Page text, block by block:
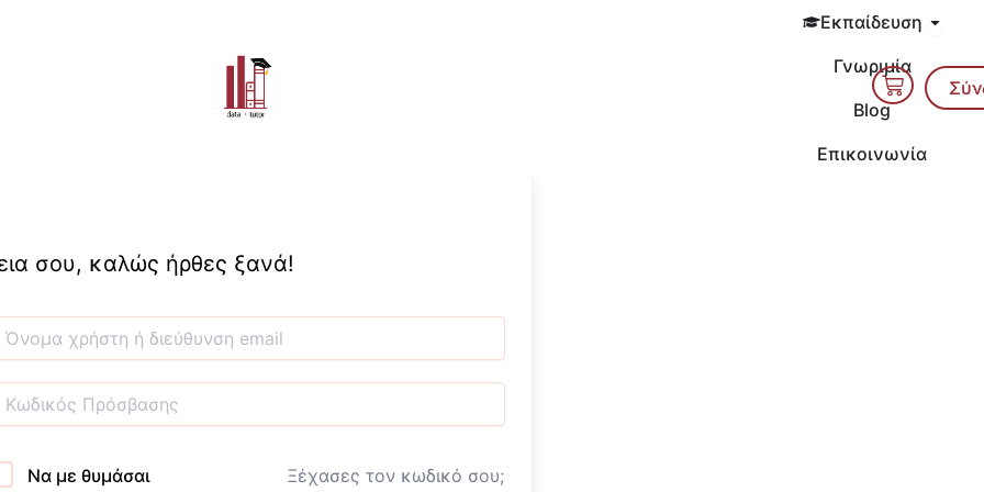
Εκπαίδευση Open
Γνωριμία
Blog
Επικοινωνία
Cart
σου, καλώς ήρθες ξανά!
Να με θυμάσαι Ξέχασες τον κωδικό σου;